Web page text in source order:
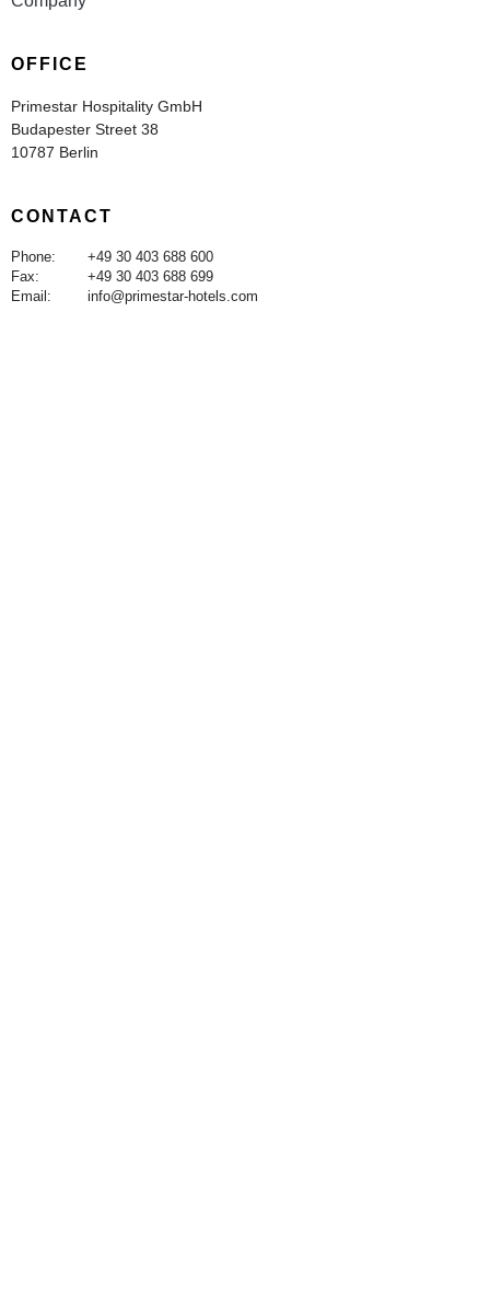
OFFICE
Primestar Hospitality GmbH
Budapester Street 38
10787 Berlin
CONTACT
Phone:
+49 30 403 688 600
Fax:
+49 30 403 688 699
Email:
info@primestar-hotels.com